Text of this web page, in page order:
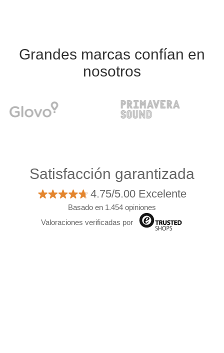
Grandes marcas confían en
nosotros
Satisfacción garantizada
4.75/5.00 Excelente
Basado en 1.454 opiniones
Valoraciones verificadas por